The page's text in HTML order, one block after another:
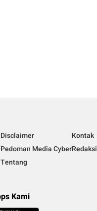
Disclaimer
Kontak
Pedoman Media CyberRedaksi
Tentang
Kami